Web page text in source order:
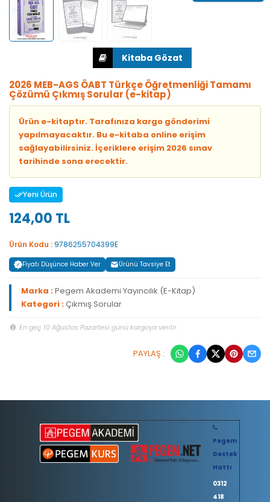
2026 MEB-AGS ÖABT Türkçe Öğretmenliği Tamamı
Çözümü Çıkmış Sorular (e-kitap)
Ürün e-kitaptır. Tarafınıza kargo gönderimi
yapılmayacaktır. Bu e-kitaba online erişim
sağlayabilirsiniz. İçeriklere erişim 2026 sınav
tarihinde sona erecektir.
Yeni Ürün
124,00 TL
Ürün Kodu : 9786255704399E
Fiyatı Düşünce Haber Ver Ürünü Tavsiye Et
Marka :Pegem Akademi Yayıncılık (E-Kitap)
Kategori :Çıkmış Sorular
En geç 10 Ağustos Pazartesi günü kargoya verilir.
PAYLAŞ :
Pegem
Destek
Hattı
0312
418